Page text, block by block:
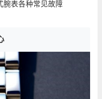
腕表各种常见故障